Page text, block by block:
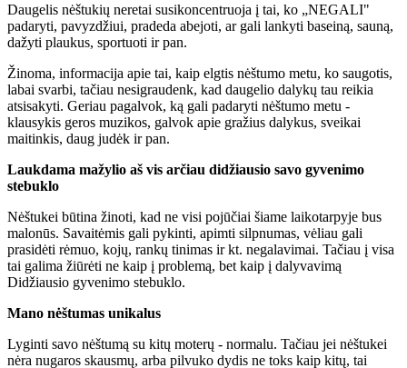
Daugelis nėštukių neretai susikoncentruoja į tai, ko „NEGALI"
padaryti, pavyzdžiui, pradeda abejoti, ar gali lankyti baseiną, sauną,
dažyti plaukus, sportuoti ir pan.
Žinoma, informacija apie tai, kaip elgtis nėštumo metu, ko saugotis,
labai svarbi, tačiau nesigraudenk, kad daugelio dalykų tau reikia
atsisakyti. Geriau pagalvok, ką gali padaryti nėštumo metu -
klausykis geros muzikos, galvok apie gražius dalykus, sveikai
maitinkis, daug judėk ir pan.
Laukdama mažylio aš vis arčiau didžiausio savo gyvenimo
stebuklo
Nėštukei būtina žinoti, kad ne visi pojūčiai šiame laikotarpyje bus
malonūs. Savaitėmis gali pykinti, apimti silpnumas, vėliau gali
prasidėti rėmuo, kojų, rankų tinimas ir kt. negalavimai. Tačiau į visa
tai galima žiūrėti ne kaip į problemą, bet kaip į dalyvavimą
Didžiausio gyvenimo stebuklo.
Mano nėštumas unikalus
Lyginti savo nėštumą su kitų moterų - normalu. Tačiau jei nėštukei
nėra nugaros skausmų, arba pilvuko dydis ne toks kaip kitų, tai